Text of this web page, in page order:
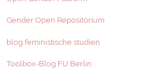
Gender Open Repositorium
blog feministische studien
Toolbox-Blog FU Berlin